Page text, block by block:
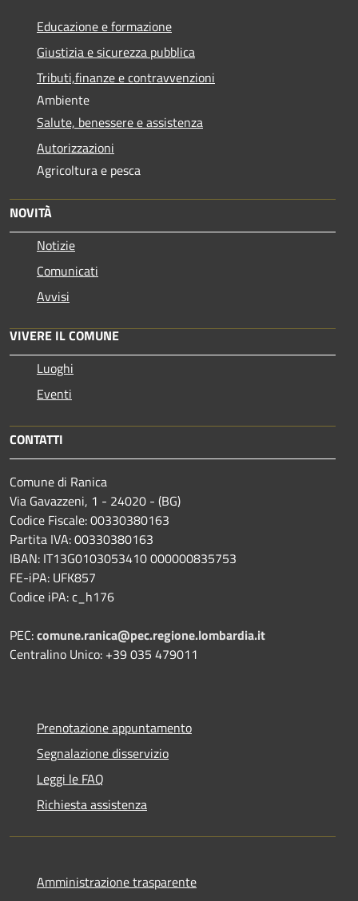
Educazione e formazione
Giustizia e sicurezza pubblica
Tributi,finanze e contravvenzioni
Ambiente
Salute, benessere e assistenza
Autorizzazioni
Agricoltura e pesca
NOVITÀ
Notizie
Comunicati
Avvisi
VIVERE IL COMUNE
Luoghi
Eventi
CONTATTI
Comune di Ranica
Via Gavazzeni, 1 - 24020 - (BG)
Codice Fiscale: 00330380163
Partita IVA: 00330380163
IBAN: IT13G0103053410 000000835753
FE-iPA: UFK857
Codice iPA: c_h176
PEC:comune.ranica@pec.regione.lombardia.it
Centralino Unico: +39 035 479011
Prenotazione appuntamento
Segnalazione disservizio
Leggi le FAQ
Richiesta assistenza
Amministrazione trasparente